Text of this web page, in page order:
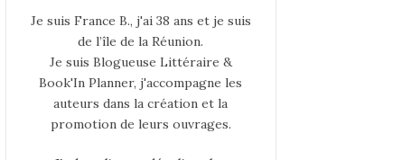
Je suis France B., j'ai 38 ans et je suis
de l’île de la Réunion.
Je suis Blogueuse Littéraire &
Book'In Planner, j'accompagne les
auteurs dans la création et la
promotion de leurs ouvrages.